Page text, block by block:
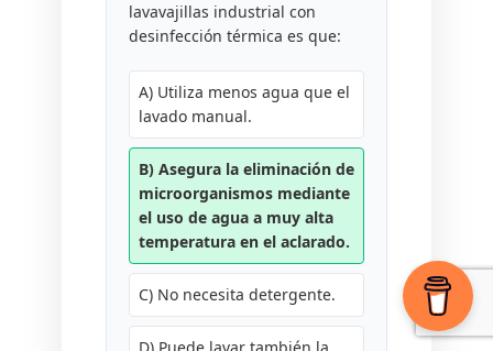
lavavajillas industrial con
desinfección térmica es que:
A) Utiliza menos agua que el
lavado manual.
B) Asegura la eliminación de
microorganismos mediante
el uso de agua a muy alta
temperatura en el aclarado.
C) No necesita detergente.